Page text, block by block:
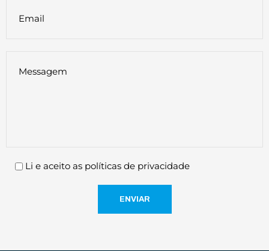
Li e aceito as políticas de privacidade
ENVIAR